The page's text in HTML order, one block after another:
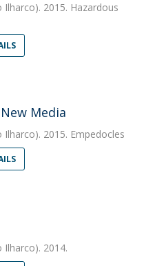
Ilharco). 2015. Hazardous
Media
Ilharco). 2015. Empedocles
Ilharco). 2014.